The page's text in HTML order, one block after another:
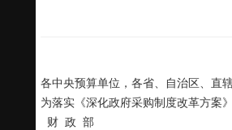
各中央预算单位，各省、自治区、直
为落实《深化政府采购制度改革方案
财 政 部